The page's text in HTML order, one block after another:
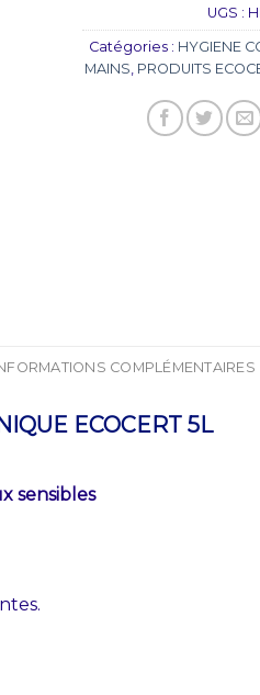
UGS :
Catégories : HYGIENE
MAINS, PRODUITS
COMPLÉMENTAIRES
ECOCERT 5L
sensibles